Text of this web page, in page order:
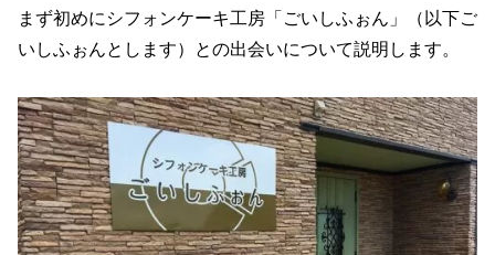
まず初めにシフォンケーキ工房「ごいしふぉん」（以下ご
いしふぉんとします）との出会いについて説明します。